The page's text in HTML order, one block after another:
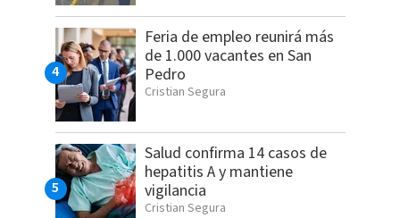
Feria de empleo reunirá más
de 1.000 vacantes en San
Pedro
Cristian Segura
Salud confirma 14 casos de
hepatitis A y mantiene
vigilancia
Cristian Segura